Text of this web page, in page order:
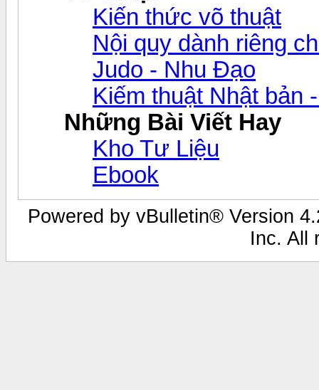
Kiến thức võ thuật
Nội quy dành riêng
Judo - Nhu Đạo
Kiếm thuật Nhật bản
Những Bài Viết Hay
Kho Tư Liệu
Ebook
Powered by vBulletin® Version
Inc. All